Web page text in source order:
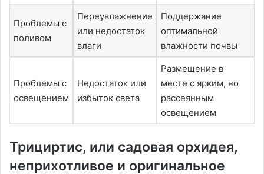
Проблемы с
поливом
Переувлажнение
или недостаток
влаги
Поддержание
оптимальной
влажности почвы
Проблемы с
освещением
Недостаток или
избыток света
Размещение в
месте с ярким, но
рассеянным
освещением
Трициртис, или садовая орхидея,
неприхотливое и оригинальное